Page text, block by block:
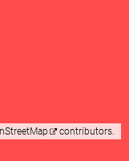
contributors.